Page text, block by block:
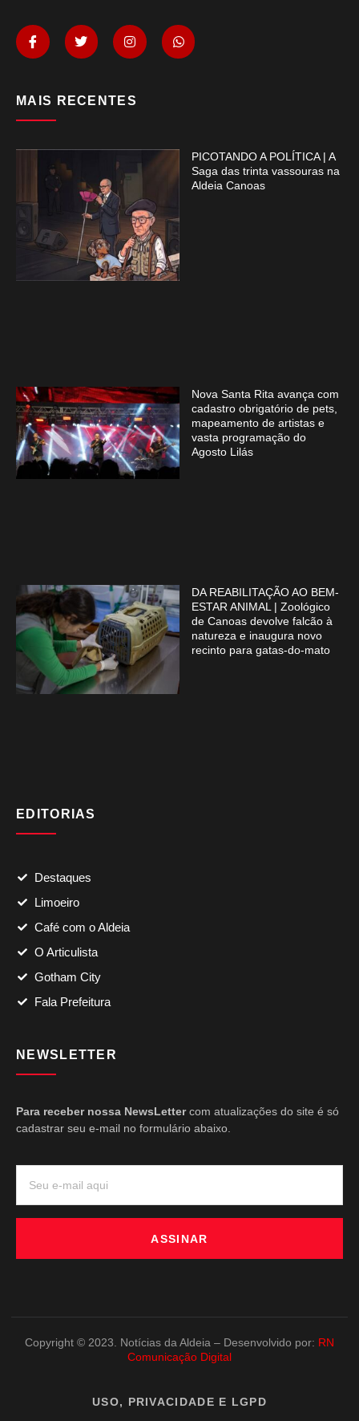
MAIS RECENTES
PICOTANDO A POLÍTICA | A
Saga das trinta vassouras na
Aldeia Canoas
Nova Santa Rita avança com
cadastro obrigatório de pets,
mapeamento de artistas e
vasta programação do
Agosto Lilás
DA REABILITAÇÃO AO BEM-
ESTAR ANIMAL | Zoológico
de Canoas devolve falcão à
natureza e inaugura novo
recinto para gatas-do-mato
EDITORIAS
Destaques
Limoeiro
Café com o Aldeia
O Articulista
Gotham City
Fala Prefeitura
NEWSLETTER
Para receber nossa NewsLettercom atualizações do site é só
cadastrar seu e-mail no formulário abaixo.
ASSINAR
Copyright © 2023. Notícias da Aldeia – Desenvolvido por: RN
Comunicação Digital
USO, PRIVACIDADE E LGPD